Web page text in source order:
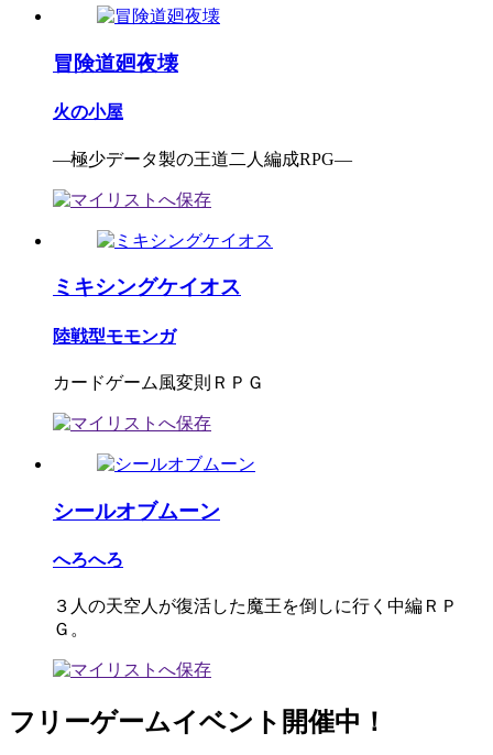
冒険道廻夜壊
火の小屋
―極少データ製の王道二人編成RPG―
ミキシングケイオス
陸戦型モモンガ
カードゲーム風変則ＲＰＧ
シールオブムーン
へろへろ
３人の天空人が復活した魔王を倒しに行く中編ＲＰ
Ｇ。
フリーゲームイベント開催中！